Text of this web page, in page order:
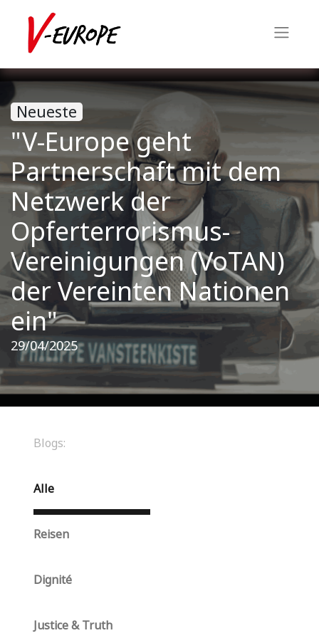
Neueste
"V-Europe geht
Partnerschaft mit dem
Netzwerk der
Opferterrorismus-
Vereinigungen (VoTAN)
der Vereinten Nationen
ein"
29/04/2025
Blogs:
Alle
Reisen
Dignité
Justice & Truth